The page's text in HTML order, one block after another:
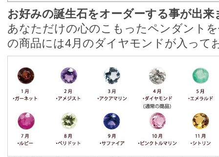
お好みの誕生石をオーダーする事が出来
あなただけの心のこもったペンダント
の商品には4月のダイヤモンドが入って